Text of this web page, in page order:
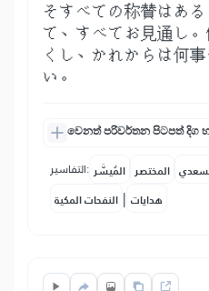
そすべての称賛はあ
て、すべてお見通し
くし、かれからは何
い。
වෙනත් පරිවර්තන පිටපත් දිග
التفاسير: المُيسَّر المختصر
النفحات المكية | هدايات